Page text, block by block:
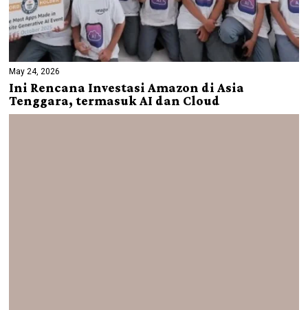
May 24, 2026
Ini Rencana Investasi Amazon di Asia
Tenggara, termasuk AI dan Cloud